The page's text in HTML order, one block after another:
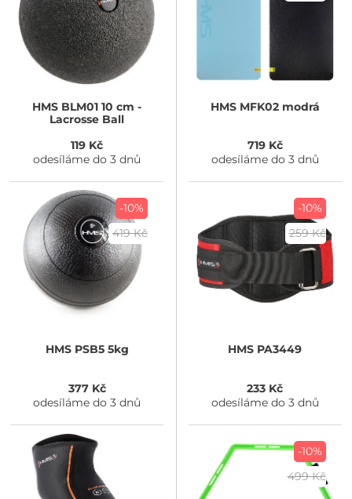
HMS BLM01 10 cm -
Lacrosse Ball
119 Kč
odesíláme do 3 dnů
HMSMFK02 modrá
719 Kč
odesíláme do 3 dnů
-10%
419 Kč
HMSPSB5 5kg
377 Kč
odesíláme do 3 dnů
-10%
259 Kč
HMS PA3449
233 Kč
odesíláme do 3 dnů
-10%
499 Kč